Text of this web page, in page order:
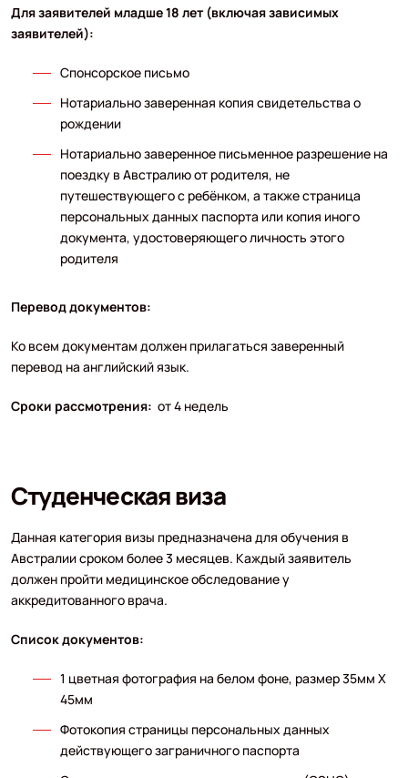
Для заявителей младше 18 лет (включая зависимых
заявителей):
Спонсорское письмо
Нотариально заверенная копия свидетельства о
рождении
Нотариально заверенное письменное разрешение на
поездку в Австралию от родителя, не
путешествующего с ребёнком, а также страница
персональных данных паспорта или копия иного
документа, удостоверяющего личность этого
родителя
Перевод документов:
Ко всем документам должен прилагаться заверенный
перевод на английский язык.
Сроки рассмотрения: от 4 недель
Студенческая виза
Данная категория визы предназначена для обучения в
Австралии сроком более 3 месяцев. Каждый заявитель
должен пройти медицинское обследование у
аккредитованного врача.
Список документов:
1 цветная фотография на белом фоне, размер 35мм Х
45мм
Фотокопия страницы персональных данных
действующего заграничного паспорта